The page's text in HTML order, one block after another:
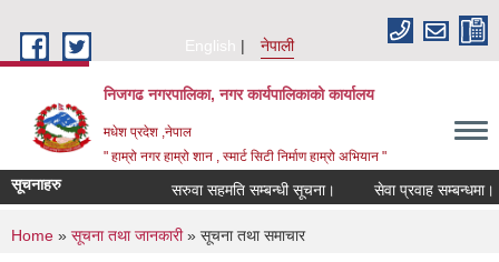
English
नेपाली
निजगढ नगरपालिका, नगर कार्यपालिकाको कार्यालय
मधेश प्रदेश ,नेपाल
" हाम्रो नगर हाम्रो शान , स्मार्ट सिटी निर्माण हाम्रो अभियान "
सूचनाहरु सरुवा सहमति सम्बन्धी सूचना। सेवा प्रवाह सम्बन्धमा।
You are here
Home » सूचना तथा जानकारी» सूचना तथा समाचार